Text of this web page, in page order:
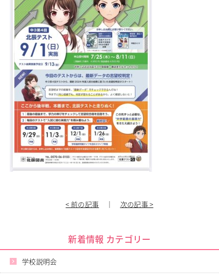
ダンスパフォーマンス専攻
グローバル教育
キャリア教育
進路指導
その他の教育
高校入試関係
制服紹介
スクールライフ School Life
学校説明会・オープンスクール
桜華生の一日
年間行事
部活動
練習風景
部活動指導者紹介
指定校推薦
進学指導イベント（キャリアイベント）
卒業生の声
< 前の記事 ｜ 次の記事 >
新着情報 カテゴリー
学校説明会